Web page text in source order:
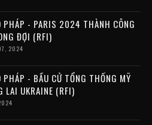
PHÁP - PARIS 2024 THÀNH CÔNG
ĐỢI (RFI)
2024
PHÁP - BẦU CỬ TỔNG THỐNG MỸ
LAI UKRAINE (RFI)